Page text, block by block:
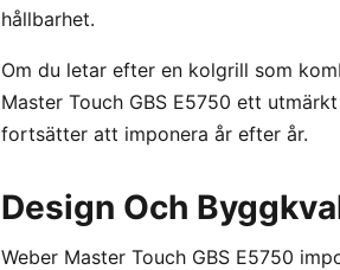
hållbarhet.
Om du letar efter en kolgrill som
Master Touch GBS E5750 ett
fortsätter att imponera år efter år.
Design Och
Weber Master Touch GBS E5750